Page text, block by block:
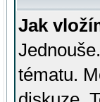
Jak
tématu.